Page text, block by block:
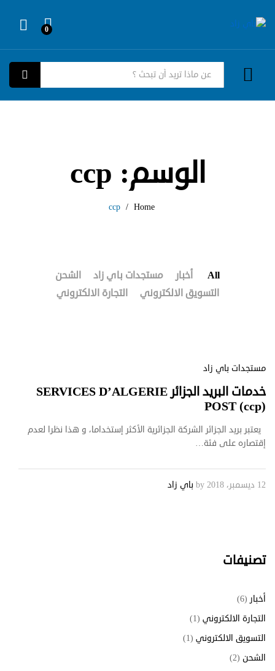
0
كل الفئات
بحث
الوسم: ccp
Home
/
ccp
All أخبار مستجدات باي زاد
الشحن
التسويق الالكتروني
التجارة الالكتروني
مستجدات باي زاد
خدمات البريد الجزائر SERVICES D’ALGERIE
POST (ccp)
يعتبر بريد الجزائر الشركة الجزائرية الأكثر إستخداما، و هذا نظرا لعدم
إقتصاره على فئة…
12 ديسمبر، 2018 باي زاد
تصنيفات
أخبار (6)
التجارة الالكتروني (1)
التسويق الالكتروني (1)
الشحن (2)